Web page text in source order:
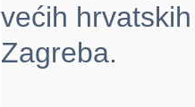
većih
Zagreba.